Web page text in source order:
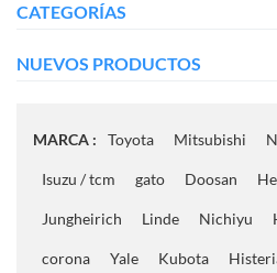
CATEGORÍAS
NUEVOS PRODUCTOS
MARCA : Toyota Mitsubishi
Isuzu / tcm gato Doosan
Jungheirich Linde Nichiyu
corona Yale Kubota